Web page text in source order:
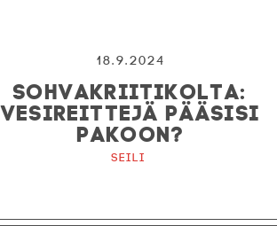
18.9.2024
SOHVAKRIITIKOLTA:
VESIREITTEJÄ PÄÄSISI
PAKOON?
Seili